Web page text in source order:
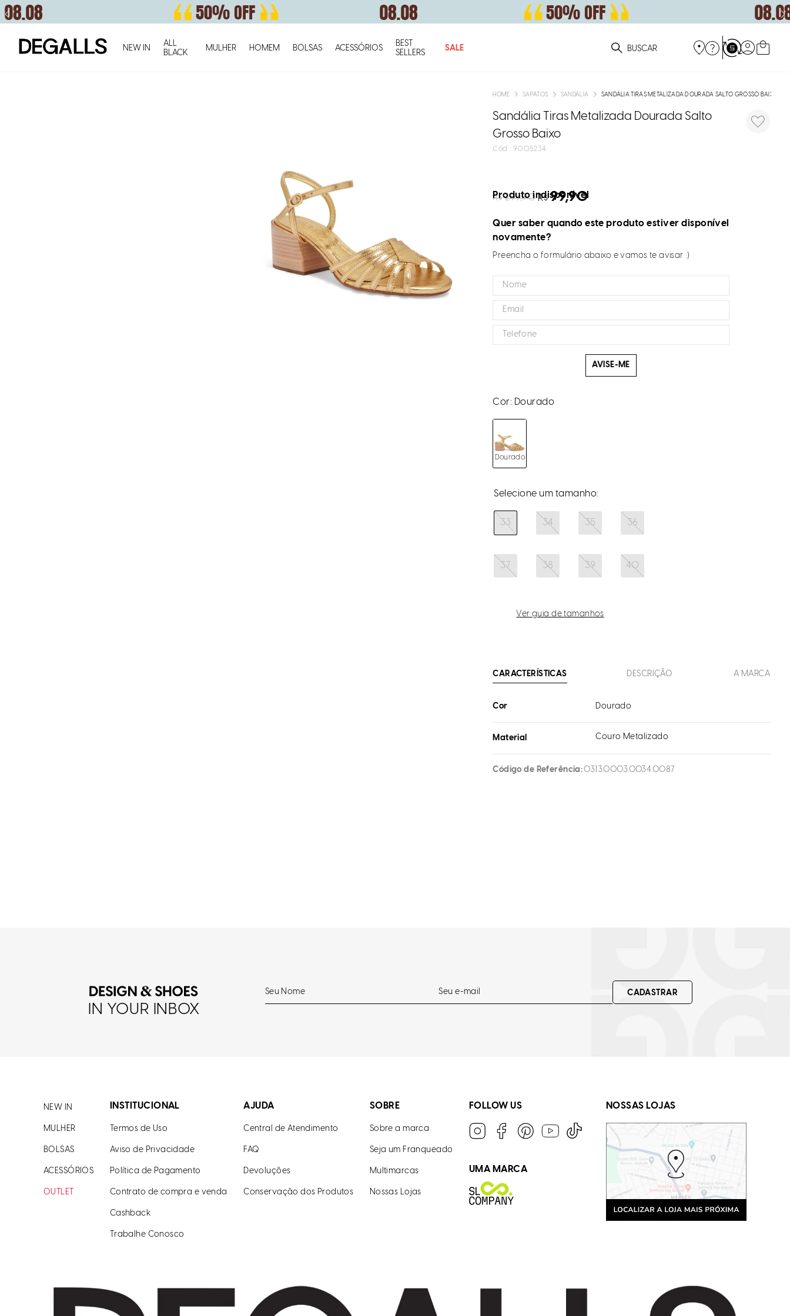
NEW IN
ALL
BLACK
MULHER HOMEM BOLSAS ACESSÓRIOS
BEST
SELLERS
SALE O que você está procurando?
SAPATOS SANDÁLIA SANDÁLIA TIRAS METALIZADA DOURADA SALTO GROSSO BAIXO
Sandália Tiras Metalizada Dourada Salto
Grosso Baixo
: 9005234
R$ 299,90 R$ 99,90
Produto indisponível
Quer saber quando este produto estiver disponível
novamente?
Preencha o formulário abaixo e vamos te avisar :)
AVISE-ME
Cor: Dourado
Dourado
33 34 35 36
37 38 39 40
Ver guia de tamanhos
CARACTERÍSTICAS DESCRIÇÃO A MARCA
Cor Dourado
Material Couro Metalizado
Código de Referência 0313.0003.0034.0087
IN YOUR INBOX
CADASTRAR
NEW IN
MULHER
BOLSAS
ACESSÓRIOS
OUTLET
INSTITUCIONAL
Termos de Uso
Aviso de Privacidade
Política de Pagamento
Contrato de compra e venda
Cashback
Trabalhe Conosco
AJUDA
Central de Atendimento
FAQ
Devoluções
Conservação dos Produtos
SOBRE
Sobre a marca
Seja um Franqueado
Multimarcas
Nossas Lojas
FOLLOW US
UMA MARCA
NOSSAS LOJAS